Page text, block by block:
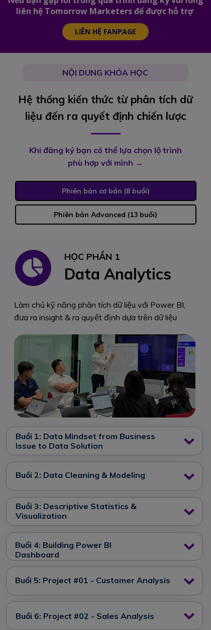
liên hệ Tomorrow Marketers để được hỗ trợ
LIÊN HỆ FANPAGE
NỘI DUNG KHÓA HỌC
Hệ thống kiến thức từ phân tích dữ
liệu đến ra quyết định chiến lược
Khi đăng ký bạn có thể lựa chọn lộ trình
phù hợp với mình →
Phiên bản Advanced (13 buổi)
Phiên bản cơ bản (8 buổi)
Buổi 1: Data Mindset from Business
Issue to Data Solution
Buổi 2: Data Cleaning & Modeling
Buổi 3: Descriptive Statistics &
Visualization
Buổi 4: Building Power BI
Dashboard
Buổi 5: Project #01 - Customer Analysis
Buổi 6: Project #02 - Sales Analysis
HỌC PHẦN 1
Data Analytics
Làm chủ kỹ năng phân tích dữ liệu với Power BI,
đưa ra insight & ra quyết định dựa trên dữ liệu